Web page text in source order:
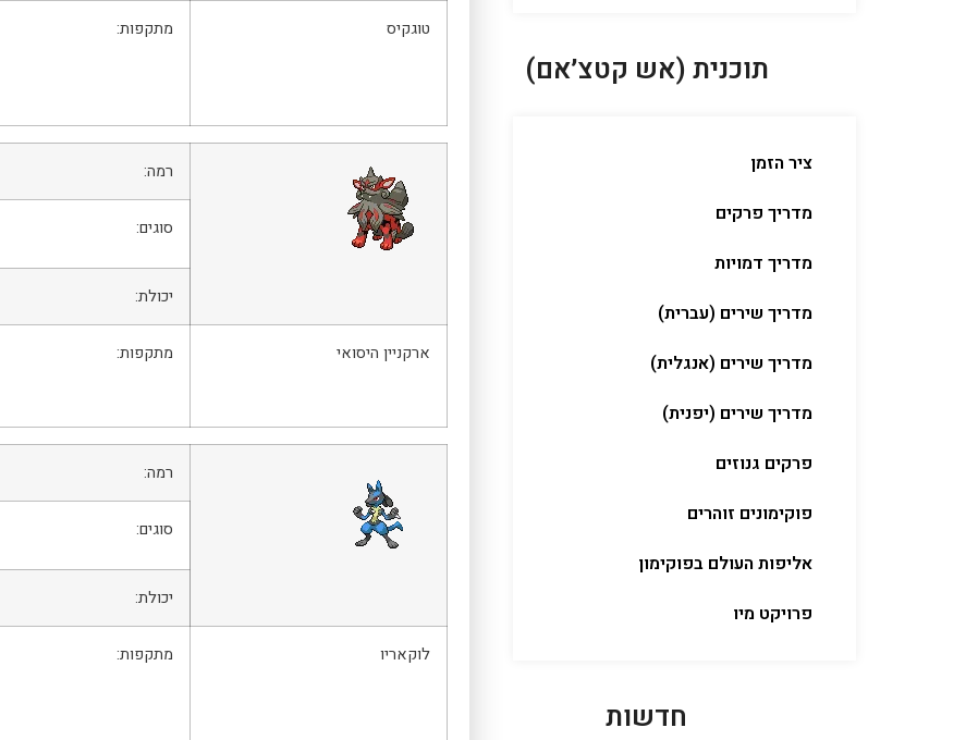
תוכנית (אש קטצ׳אם)
ציר הזמן
מדריך פרקים
מדריך דמויות
מדריך שירים (עברית)
מדריך שירים (אנגלית)
מדריך שירים (יפנית)
פרקים גנוזים
פוקימונים זוהרים
אליפות העולם בפוקימון
פרויקט מיו
חדשות
טוגקיס מתקפות:
רמה:
סוגים:
יכולת:
ארקניין היסואי מתקפות:
רמה:
סוגים:
יכולת:
לוקאריו מתקפות: